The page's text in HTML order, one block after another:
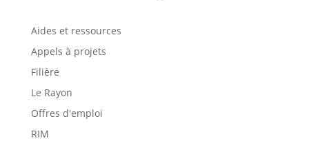
Aides et ressources
Appels à projets
Filière
Le Rayon
Offres d'emploi
RIM